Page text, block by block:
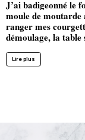
J’ai badigeonné le
moule de moutarde
ranger mes
démoulage, la table
Lire plus